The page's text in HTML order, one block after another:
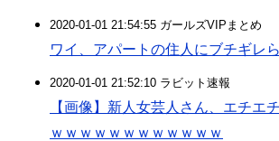
2020-01-01 21:54:55 ガールズVIPまとめ
ワイ、アパートの住人にブチギレ
2020-01-01 21:52:10 ラビット速報
【画像】新人女芸人さん、エチエ
ｗｗｗｗｗｗｗｗｗｗｗｗ